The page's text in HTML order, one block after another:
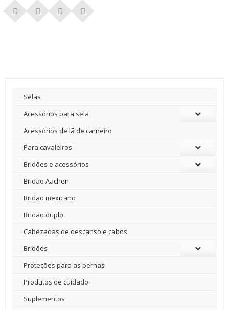
Selas
Acessórios para sela
Acessórios de lã de carneiro
Para cavaleiros
Bridões e acessórios
Bridão Aachen
Bridão mexicano
Bridão duplo
Cabezadas de descanso e cabos
Bridões
Proteções para as pernas
Produtos de cuidado
Suplementos